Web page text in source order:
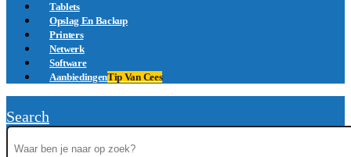
Tablets
Opslag En Backup
Printers
Netwerk
Software
AanbiedingenTip Van Cees
Search